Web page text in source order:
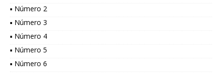
▪ Número 2
▪ Número 3
▪ Número 4
▪ Número 5
▪ Número 6